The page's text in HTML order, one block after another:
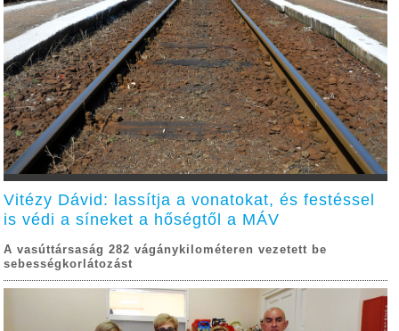
Vitézy Dávid: lassítja a vonatokat, és festéssel
is védi a síneket a hőségtől a MÁV
A vasúttársaság 282 vágánykilométeren vezetett be
sebességkorlátozást